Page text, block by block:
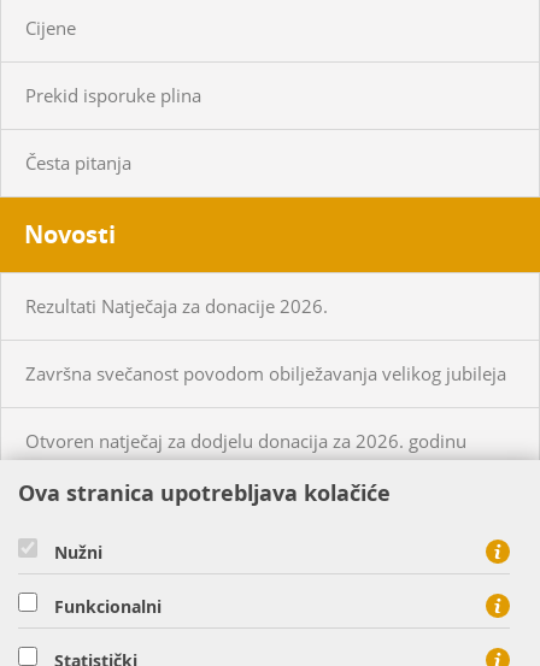
Cijene
Prekid isporuke plina
Česta pitanja
Novosti
Rezultati Natječaja za donacije 2026.
Završna svečanost povodom obilježavanja velikog jubileja
Otvoren natječaj za dodjelu donacija za 2026. godinu
KUPCI
CIJENE PLINA I USLUGA
Ova stranica upotrebljava kolačiće
Nužni
Funkcionalni
Statistički